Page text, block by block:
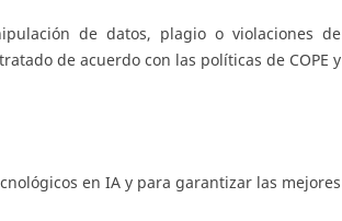
de datos, plagio o violaciones de
de acuerdo con las políticas de COPE y
en IA y para garantizar las mejores